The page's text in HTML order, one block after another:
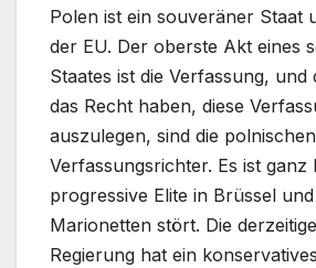
Polen ist ein souveräner Staat
der EU. Der oberste Akt eines
Staates ist die Verfassung, und
das Recht haben, diese
auszulegen, sind die polnischen
Verfassungsrichter. Es ist ganz
progressive Elite in Brüssel
Marionetten stört. Die
Regierung hat ein